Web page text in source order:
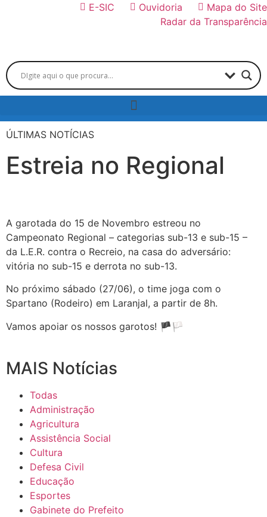
E-SIC Ouvidoria
Mapa do Site
Radar da Transparência
ÚLTIMAS NOTÍCIAS
Estreia no Regional
A garotada do 15 de Novembro estreou no
Campeonato Regional – categorias sub-13 e sub-15 –
da L.E.R. contra o Recreio, na casa do adversário:
vitória no sub-15 e derrota no sub-13.
No próximo sábado (27/06), o time joga com o
Spartano (Rodeiro) em Laranjal, a partir de 8h.
Vamos apoiar os nossos garotos! 🏴🏳️
MAIS Notícias
Todas
Administração
Agricultura
Assistência Social
Cultura
Defesa Civil
Educação
Esportes
Gabinete do Prefeito